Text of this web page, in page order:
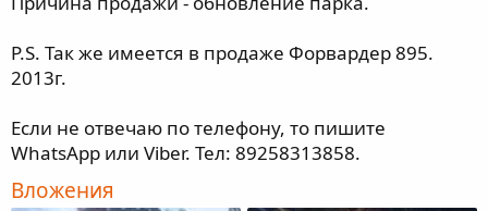
P.S. Так же имеется в продаже Форвардер 895.
2013г.
Если не отвечаю по телефону, то пишите
WhatsApp или Viber. Тел: 89258313858.
Вложения